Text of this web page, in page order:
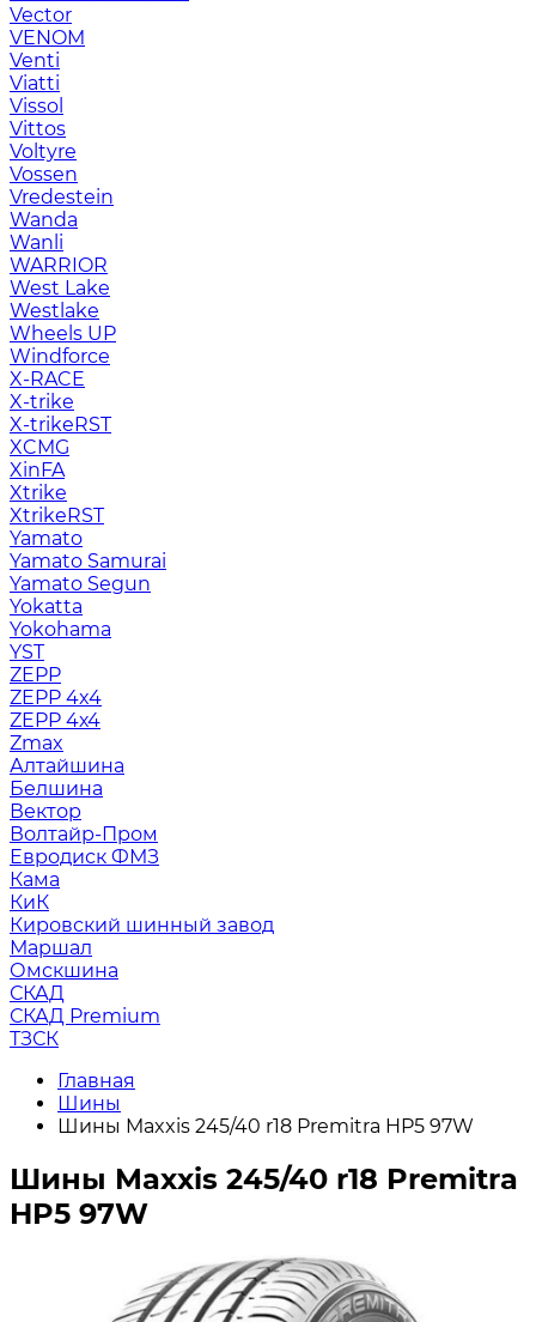
Vector
VENOM
Venti
Viatti
Vissol
Vittos
Voltyre
Vossen
Vredestein
Wanda
Wanli
WARRIOR
West Lake
Westlake
Wheels UP
Windforce
X-RACE
X-trike
X-trikeRST
XCMG
XinFA
Xtrike
XtrikeRST
Yamato
Yamato Samurai
Yamato Segun
Yokatta
Yokohama
YST
ZEPP
ZEPP 4x4
ZEPP 4х4
Zmax
Алтайшина
Белшина
Вектор
Волтайр-Пром
Евродиск ФМЗ
Кама
КиК
Кировский шинный завод
Маршал
Омскшина
СКАД
СКАД Premium
ТЗСК
Главная
Шины
Шины Maxxis 245/40 r18 Premitra HP5 97W
Шины Maxxis 245/40 r18 Premitra
HP5 97W